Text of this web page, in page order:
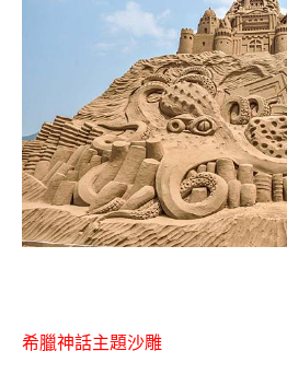
希臘神話主題沙雕